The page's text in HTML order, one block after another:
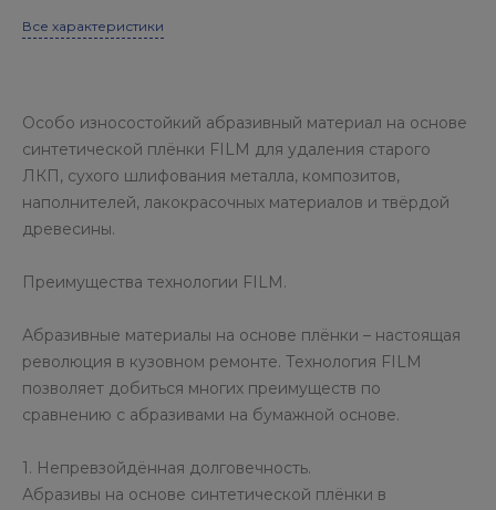
Все характеристики
Особо износостойкий абразивный материал на основе
синтетической плёнки FILM для удаления старого
ЛКП, сухого шлифования металла, композитов,
наполнителей, лакокрасочных материалов и твёрдой
древесины.
Преимущества технологии FILM.
Абразивные материалы на основе плёнки – настоящая
революция в кузовном ремонте. Технология FILM
позволяет добиться многих преимуществ по
сравнению с абразивами на бумажной основе.
1. Непревзойдённая долговечность.
Абразивы на основе синтетической плёнки в